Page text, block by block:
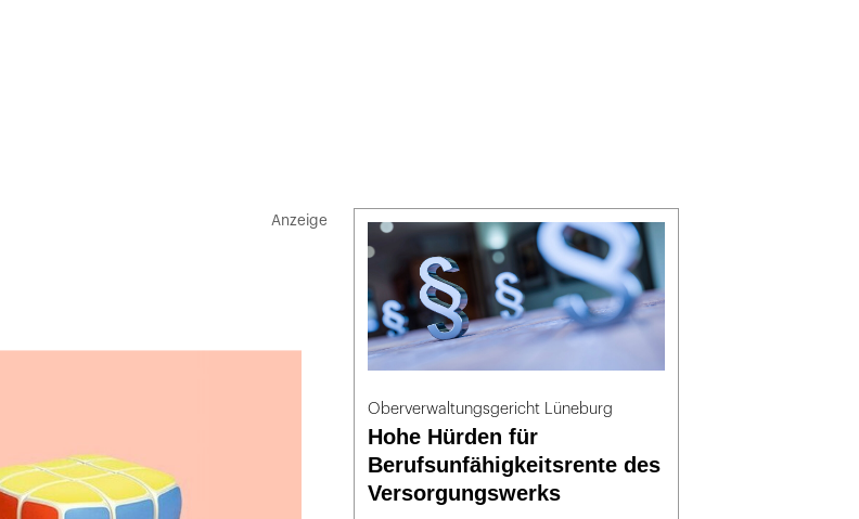
Oberverwaltungsgericht Lüneburg
Hohe Hürden für
Berufsunfähigkeitsrente des
Versorgungswerks